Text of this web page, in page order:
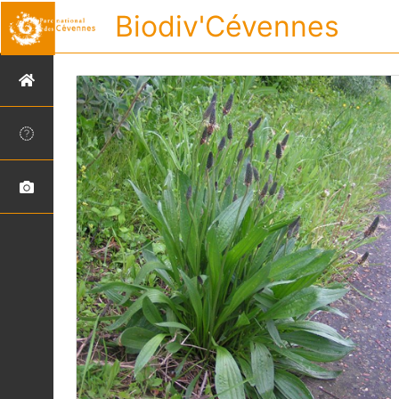
Biodiv'Cévennes